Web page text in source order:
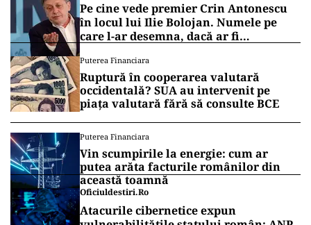
Pe cine vede premier Crin Antonescu
în locul lui Ilie Bolojan. Numele pe
care l-ar desemna, dacă ar fi
Puterea Financiara
Ruptură în cooperarea valutară
occidentală? SUA au intervenit pe
piața valutară fără să consulte BCE
Puterea Financiara
Vin scumpirile la energie: cum ar
putea arăta facturile românilor din
această toamnă
Oficiuldestiri.ro
Atacurile cibernetice expun